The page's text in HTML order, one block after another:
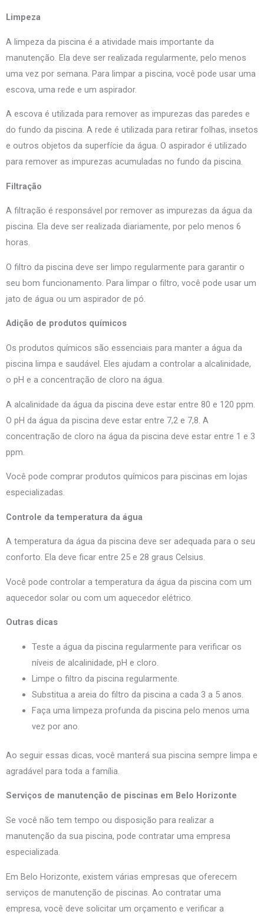
Limpeza
A limpeza da piscina é a atividade mais importante da
manutenção. Ela deve ser realizada regularmente, pelo menos
uma vez por semana. Para limpar a piscina, você pode usar uma
escova, uma rede e um aspirador.
A escova é utilizada para remover as impurezas das paredes e
do fundo da piscina. A rede é utilizada para retirar folhas, insetos
e outros objetos da superfície da água. O aspirador é utilizado
para remover as impurezas acumuladas no fundo da piscina.
Filtração
A filtração é responsável por remover as impurezas da água da
piscina. Ela deve ser realizada diariamente, por pelo menos 6
horas.
O filtro da piscina deve ser limpo regularmente para garantir o
seu bom funcionamento. Para limpar o filtro, você pode usar um
jato de água ou um aspirador de pó.
Adição de produtos químicos
Os produtos químicos são essenciais para manter a água da
piscina limpa e saudável. Eles ajudam a controlar a alcalinidade,
o pH e a concentração de cloro na água.
A alcalinidade da água da piscina deve estar entre 80 e 120 ppm.
O pH da água da piscina deve estar entre 7,2 e 7,8. A
concentração de cloro na água da piscina deve estar entre 1 e 3
ppm.
Você pode comprar produtos químicos para piscinas em lojas
especializadas.
Controle da temperatura da água
A temperatura da água da piscina deve ser adequada para o seu
conforto. Ela deve ficar entre 25 e 28 graus Celsius.
Você pode controlar a temperatura da água da piscina com um
aquecedor solar ou com um aquecedor elétrico.
Outras dicas
Teste a água da piscina regularmente para verificar os
níveis de alcalinidade, pH e cloro.
Limpe o filtro da piscina regularmente.
Substitua a areia do filtro da piscina a cada 3 a 5 anos.
Faça uma limpeza profunda da piscina pelo menos uma
vez por ano.
Ao seguir essas dicas, você manterá sua piscina sempre limpa e
agradável para toda a família.
Serviços de manutenção de piscinas em Belo Horizonte
Se você não tem tempo ou disposição para realizar a
manutenção da sua piscina, pode contratar uma empresa
especializada.
Em Belo Horizonte, existem várias empresas que oferecem
serviços de manutenção de piscinas. Ao contratar uma
empresa, você deve solicitar um orçamento e verificar a